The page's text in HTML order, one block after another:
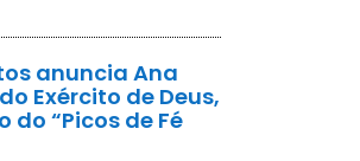
anuncia Ana
Exército de Deus,
“Picos de Fé